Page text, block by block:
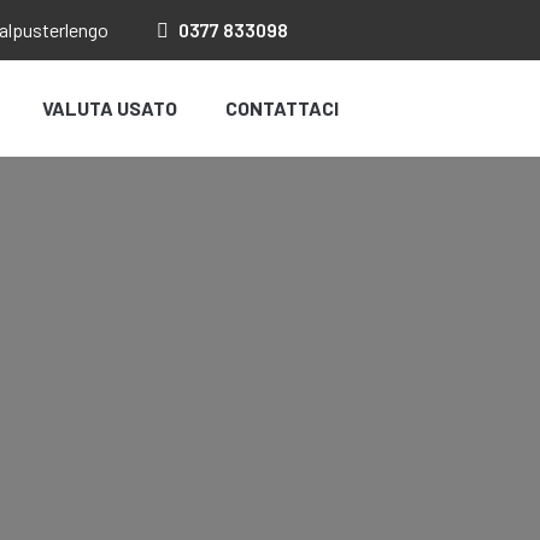
0377 833098
VALUTA USATO CONTATTACI